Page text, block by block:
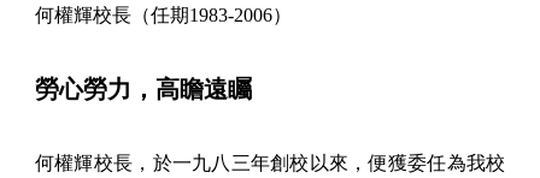
何權輝校長（任期1983-2006）
勞心勞力，高瞻遠矚
何權輝校長，於一九八三年創校以來，便獲委任為我校